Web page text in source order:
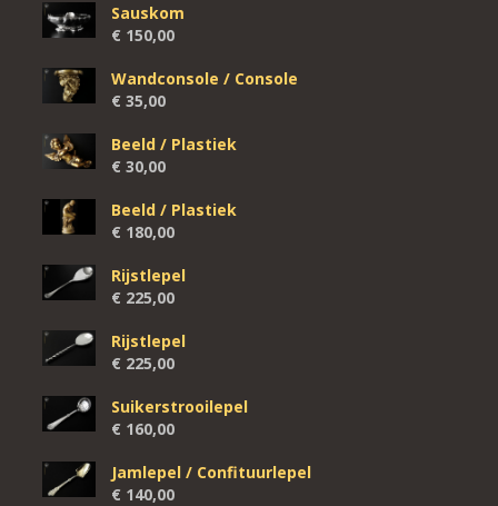
Sauskom
€ 150,00
Wandconsole / Console
€ 35,00
Beeld / Plastiek
€ 30,00
Beeld / Plastiek
€ 180,00
Rijstlepel
€ 225,00
Rijstlepel
€ 225,00
Suikerstrooilepel
€ 160,00
Jamlepel / Confituurlepel
€ 140,00